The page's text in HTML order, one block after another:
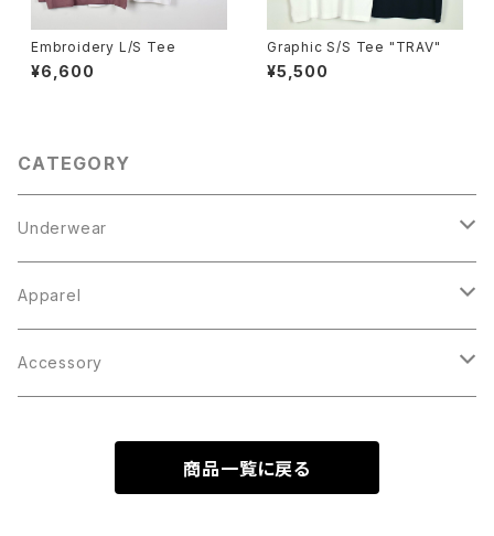
Embroidery L/S Tee
¥6,600
Graphic S/S Tee "TRAV"
¥5,500
CATEGORY
Underwear
Boxer Brief
Knit Trunks
Apparel
Tops
Accessory
商品一覧に戻る